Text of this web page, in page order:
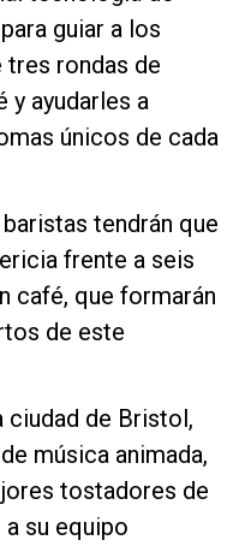
guiar a los
rondas de
y ayudarles a
únicos de cada
tendrán que
frente a seis
café, que formarán
de este
ciudad de Bristol,
música animada,
tostadores de
a su equipo